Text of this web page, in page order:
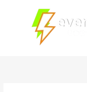
contenido